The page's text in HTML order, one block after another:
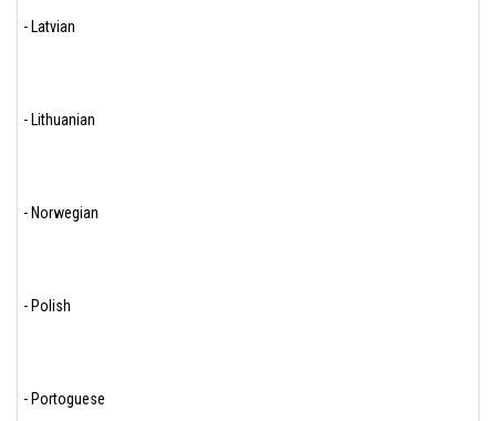
- Latvian
- Lithuanian
- Norwegian
- Polish
- Portoguese